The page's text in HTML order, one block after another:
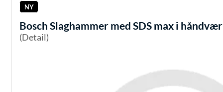
NY
Bosch Slaghammer med SDS max i
(Detail)